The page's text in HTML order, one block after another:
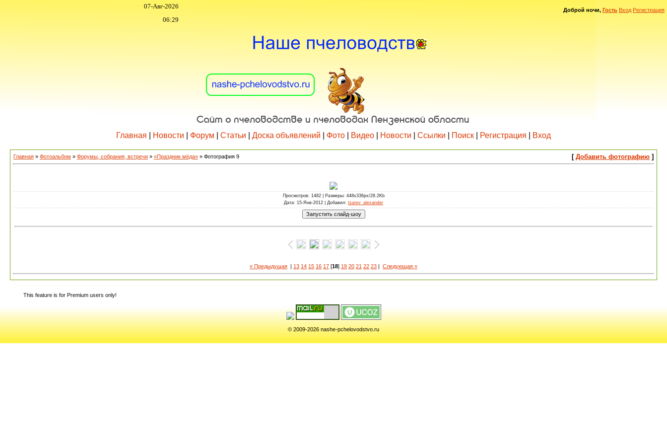
07-Авг-2026
06:29
Доброй ночи, Гость Вход Регистрация
Главная Новости Форум Статьи Доска объявлений Фото Видео Новости Ссылки Поиск Регистрация Вход
Главная » Фотоальбом » Форумы, собрания, встречи » «Праздник мёда» » Фотография 9 [ Добавить фотографию ]
Просмотров: 1482 | Размеры: 448x336px/28.2Kb
Дата: 15-Янв-2012 | Добавил: tsarev_alexander
« Предыдущая | 13 14 15 16 17 [18] 19 20 21 22 23 | Следующая »
This feature is for Premium users only!
© 2009-2026 nashe-pchelovodstvo.ru